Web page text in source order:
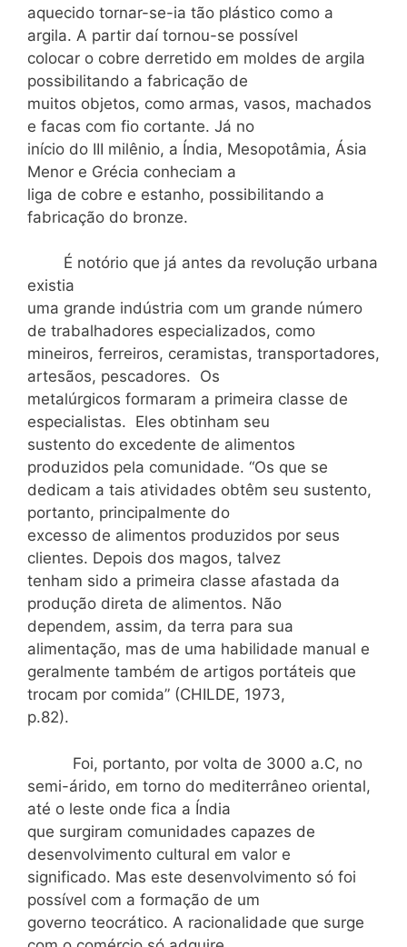
aquecido tornar-se-ia tão plástico como a
argila. A partir daí tornou-se possível
colocar o cobre derretido em moldes de argila
possibilitando a fabricação de
muitos objetos, como armas, vasos, machados
e facas com fio cortante. Já no
início do III milênio, a Índia, Mesopotâmia, Ásia
Menor e Grécia conheciam a
liga de cobre e estanho, possibilitando a
fabricação do bronze.
É notório que já antes da revolução urbana
existia
uma grande indústria com um grande número
de trabalhadores especializados, como
mineiros, ferreiros, ceramistas, transportadores,
artesãos, pescadores. Os
metalúrgicos formaram a primeira classe de
especialistas. Eles obtinham seu
sustento do excedente de alimentos
produzidos pela comunidade. “Os que se
dedicam a tais atividades obtêm seu sustento,
portanto, principalmente do
excesso de alimentos produzidos por seus
clientes. Depois dos magos, talvez
tenham sido a primeira classe afastada da
produção direta de alimentos. Não
dependem, assim, da terra para sua
alimentação, mas de uma habilidade manual e
geralmente também de artigos portáteis que
trocam por comida” (CHILDE, 1973,
p.82).
Foi, portanto, por volta de 3000 a.C, no
semi-árido, em torno do mediterrâneo oriental,
até o leste onde fica a Índia
que surgiram comunidades capazes de
desenvolvimento cultural em valor e
significado. Mas este desenvolvimento só foi
possível com a formação de um
governo teocrático. A racionalidade que surge